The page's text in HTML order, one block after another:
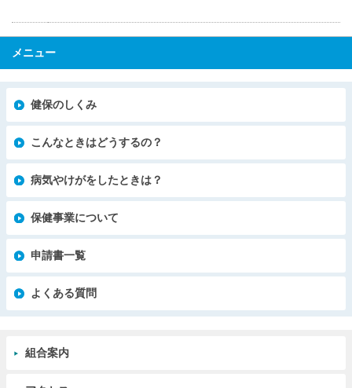
メニュー
健保のしくみ
こんなときはどうするの？
病気やけがをしたときは？
保健事業について
申請書一覧
よくある質問
組合案内